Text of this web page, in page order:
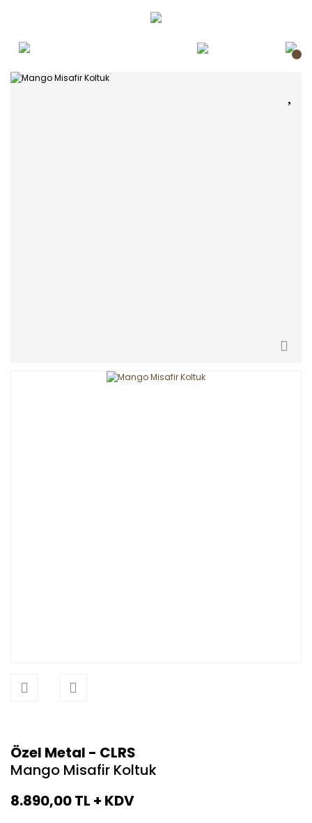
Özel Metal - CLRS
Mango Misafir Koltuk
8.890,00 TL + KDV